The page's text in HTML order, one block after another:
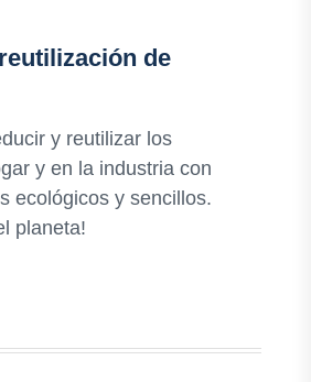
de
y reutilizar los
y en la industria con
ecológicos y sencillos.
planeta!